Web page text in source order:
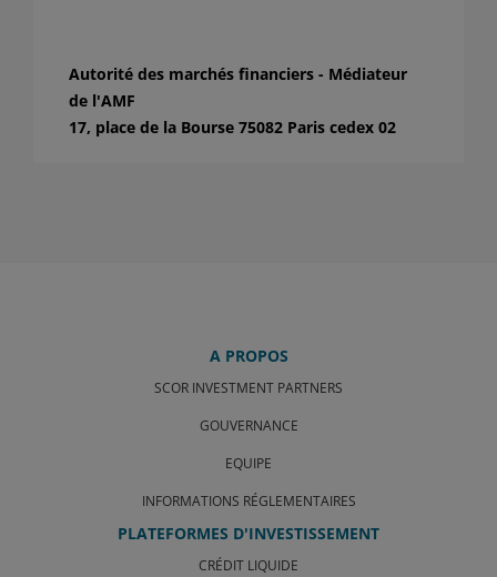
Autorité des marchés financiers - Médiateur
de l'AMF
17, place de la Bourse 75082 Paris cedex 02
A PROPOS
SCOR INVESTMENT PARTNERS
GOUVERNANCE
EQUIPE
INFORMATIONS RÉGLEMENTAIRES
PLATEFORMES D'INVESTISSEMENT
CRÉDIT LIQUIDE